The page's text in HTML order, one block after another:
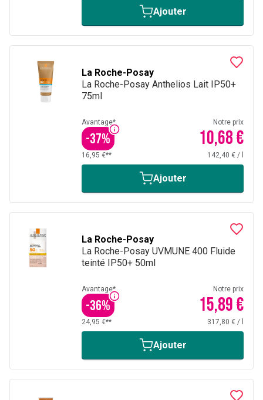
Ajouter
La Roche-Posay
La Roche-Posay Anthelios Lait IP50+
75ml
Avantage*
-37%
Notre prix
10,68 €
16,95 €** 142,40 € /
Ajouter
La Roche-Posay
La Roche-Posay UVMUNE 400 Fluide
teinté IP50+ 50ml
Avantage*
-36%
Notre prix
15,89 €
24,95 €** 317,80 € /
Ajouter